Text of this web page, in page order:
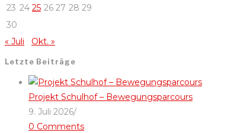
23 24 25 26 27 28 29
30
« Juli
Okt. »
Letzte Beiträge
Projekt Schulhof – Bewegungsparcours
9. Juli 2026/
0 Comments